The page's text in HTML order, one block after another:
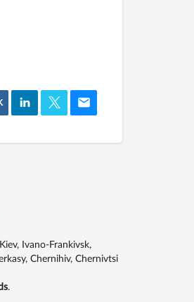
Ivano-Frankivsk,
Chernihiv, Chernivtsi
.